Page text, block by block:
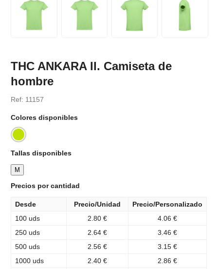
THC ANKARA II. Camiseta de
hombre
Ref: 11157
Colores disponibles
Tallas disponibles
M
Precios por cantidad
Desde Precio/Unidad
Precio/Personalizado
100 uds
2.80 €
4.06 €
250 uds
2.64 €
3.46 €
500 uds
2.56 €
3.15 €
1000 uds
2.40 €
2.86 €